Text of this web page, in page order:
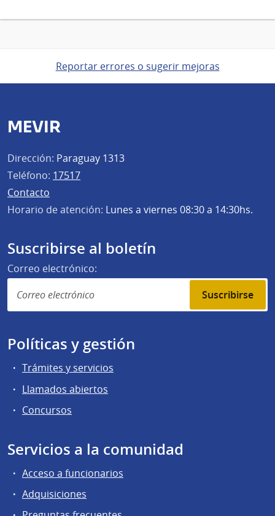
Reportar errores o sugerir mejoras
MEVIR
Dirección: Paraguay 1313
Teléfono: 17517
Contacto
Horario de atención: Lunes a viernes 08:30 a 14:30hs.
Suscribirse al boletín
Correo electrónico:
Suscribirse
Políticas y gestión
Trámites y servicios
Llamados abiertos
Concursos
Servicios a la comunidad
Acceso a funcionarios
Adquisiciones